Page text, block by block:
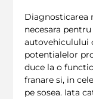
Diagnosticarea
necesara
autovehiculului
potentialelor
duce la o
franare si, in
pe sosea. Iata